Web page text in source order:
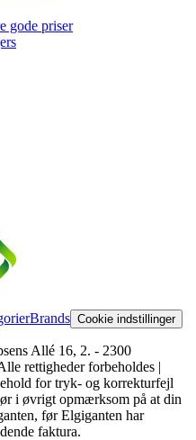
gode priser
Brands Cookie indstillinger
Allé 16, 2. - 2300
rettigheder forbeholdes |
for tryk- og korrekturfejl
i øvrigt opmærksom på at din
før Elgiganten har
faktura.